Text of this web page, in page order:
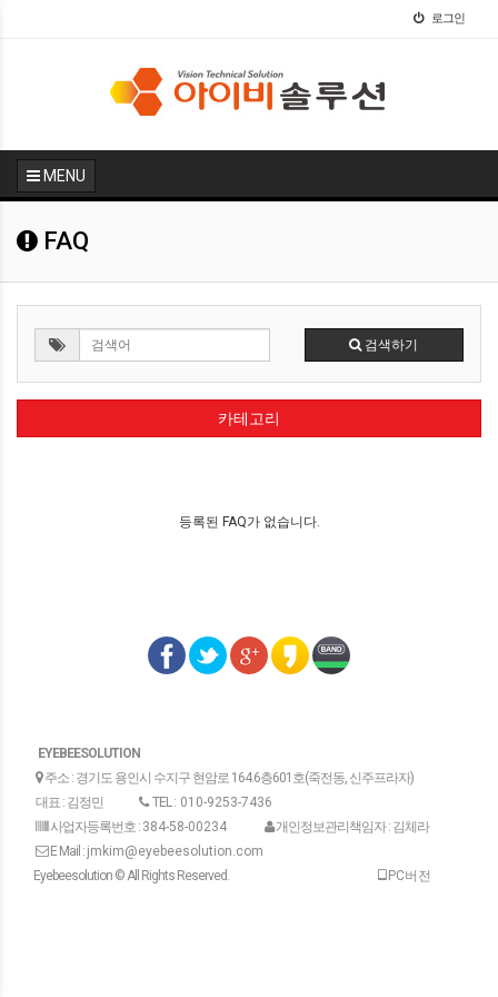
로그인
MENU
FAQ
검색하기
카테고리
등록된 FAQ가 없습니다.
EYEBEESOLUTION
주소 : 경기도 용인시 수지구 현암로 164.6층601호(죽전동, 신주프라자)
대표 : 김정민
TEL : 010-9253-7436
사업자등록번호 : 384-58-00234
개인정보관리책임자 : 김체라
E Mail : jmkim@eyebeesolution.com
Eyebeesolution © All Rights Reserved.
PC버전